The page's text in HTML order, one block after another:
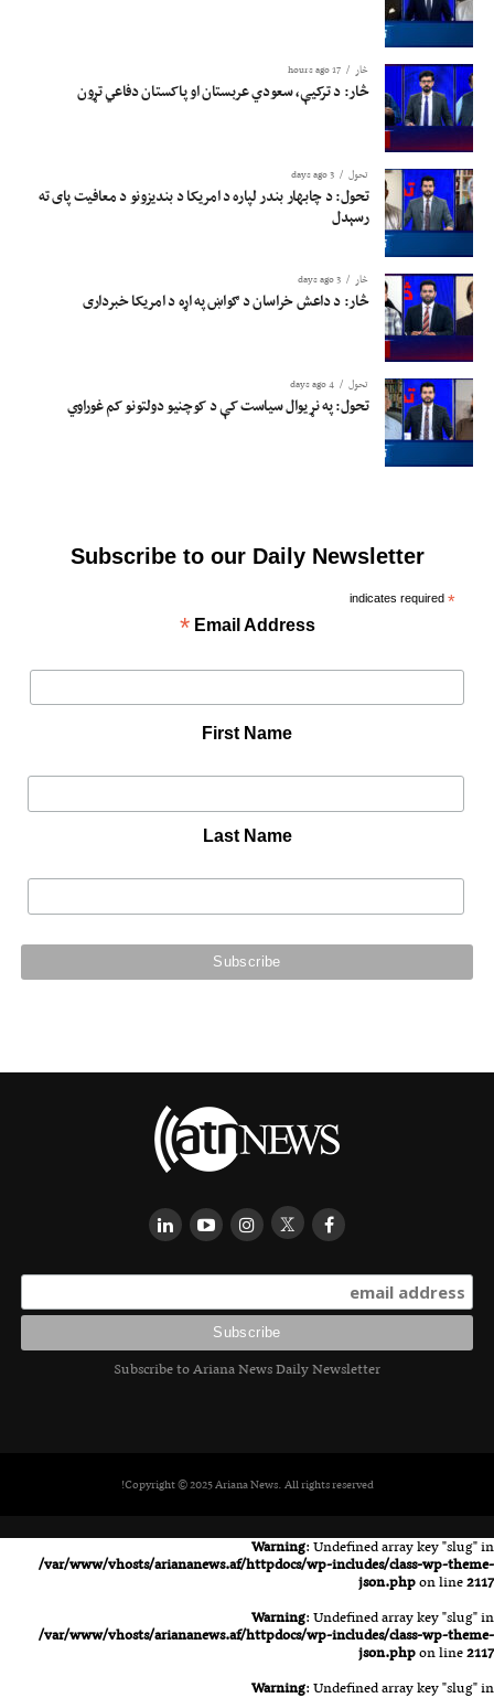
څار 17 hours ago
څار: د ترکیې، سعودي عربستان او پاکستان دفاعي تړون
تحول 3 days ago
تحول: د چابهار بندر لپاره د امریکا د بندیزونو د معافیت پای ته
رسېدل
څار 3 days ago
څار: د داعش خراسان د ګواښ په اړه د امریکا خبرداری
تحول 4 days ago
تحول: په نړیوال سیاست کې د کوچنیو دولتونو کم غوراوي
Subscribe to our Daily Newsletter
*
indicates required
Email Address
*
First Name
Last Name
Subscribe to Ariana News Daily Newsletter
Copyright © 2025 Ariana News. All rights reserved!
Warning: Undefined array key "slug" in
/var/www/vhosts/ariananews.af/httpdocs/wp-includes/class-wp-theme-
json.phpon line2117
Warning: Undefined array key "slug" in
/var/www/vhosts/ariananews.af/httpdocs/wp-includes/class-wp-theme-
json.phpon line2117
Warning: Undefined array key "slug" in